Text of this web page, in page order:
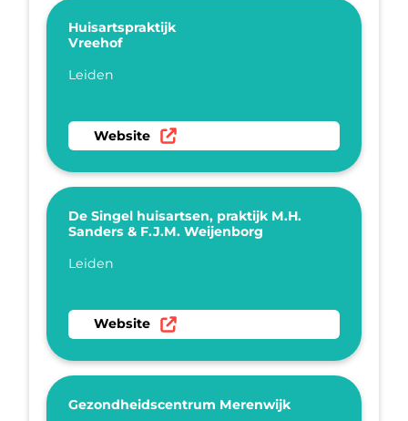
Huisartspraktijk
Vreehof
Plaatsnaam
Leiden
Ga naar website Huisartspraktijk Vreehof
Website
De Singel huisartsen, praktijk M.H.
Sanders & F.J.M. Weijenborg
Plaatsnaam
Leiden
Ga naar website De Singel huisartsen,
Website
Gezondheidscentrum Merenwijk